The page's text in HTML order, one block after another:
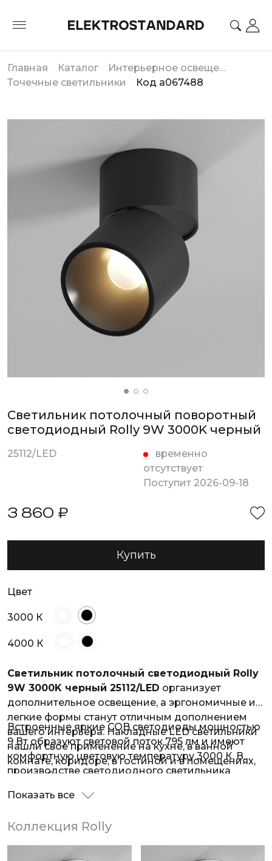
Главная Каталог
Интерьерное освещение
Точечные светильники
Код a067488
Светильник потолочный поворотный
светодиодный Rolly 9W 3000K черный
25112/LED
временно
отсутствует
Поступит 2026-09-18
3 860 ₽
Купить
Цвет
3000 К
4000 К
Светильник потолочный светодиодный Rolly
9W 3000K черный 25112/LED организует
дополнительное освещение, а эргономичные и
легкие формы станут отличным дополнением
вашего интерьера. Накладные LED светильники
нашли свое применение на кухне, в ванной
комнате, коридоре, в гостиной и в помещениях,
где необходима акцентная подсветка.
Встроенные яркие COB светодиоды мощностью
9 Вт образуют световой поток 795 лм и имеют
комфортную цветовую температуру 3000 К. В
производстве светодиодного светильника
надежное термостойкое окрашивание.
Показать все
Коллекция Rolly